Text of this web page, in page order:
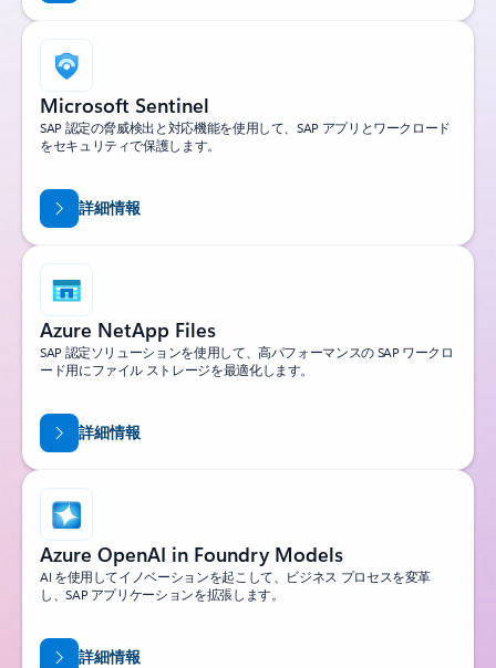
Microsoft Sentinel
SAP 認定の脅威検出と対応機能を使用して、SAP アプリとワークロード
をセキュリティで保護します。
詳細情報
Azure NetApp Files
SAP 認定ソリューションを使用して、高パフォーマンスの SAP ワークロ
ード用にファイル ストレージを最適化します。
詳細情報
Azure OpenAI in Foundry Models
AI を使用してイノベーションを起こして、ビジネス プロセスを変革
し、SAP アプリケーションを拡張します。
詳細情報